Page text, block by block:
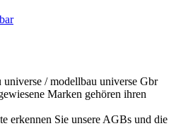
/ modellbau universe Gbr
Marken gehören ihren
erkennen Sie unsere AGBs und die